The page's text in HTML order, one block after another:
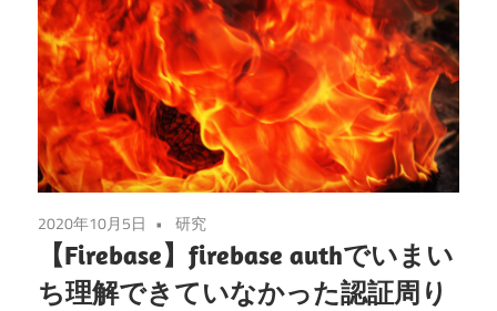
2020年10月5日 研究
【Firebase】firebase authでいまい
ち理解できていなかった認証周り